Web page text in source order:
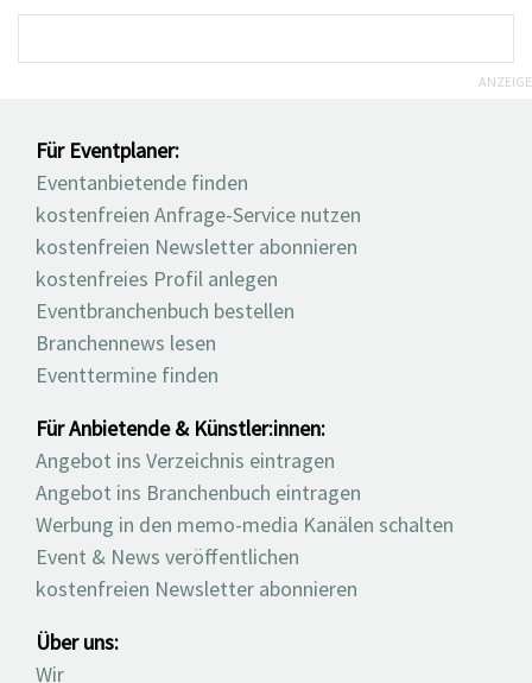
ANZEIGE
Für Eventplaner:
Eventanbietende finden
kostenfreien Anfrage-Service nutzen
kostenfreien Newsletter abonnieren
kostenfreies Profil anlegen
Eventbranchenbuch bestellen
Branchennews lesen
Eventtermine finden
Für Anbietende & Künstler:innen:
Angebot ins Verzeichnis eintragen
Angebot ins Branchenbuch eintragen
Werbung in den memo-media Kanälen schalten
Event & News veröffentlichen
kostenfreien Newsletter abonnieren
Über uns:
Wir